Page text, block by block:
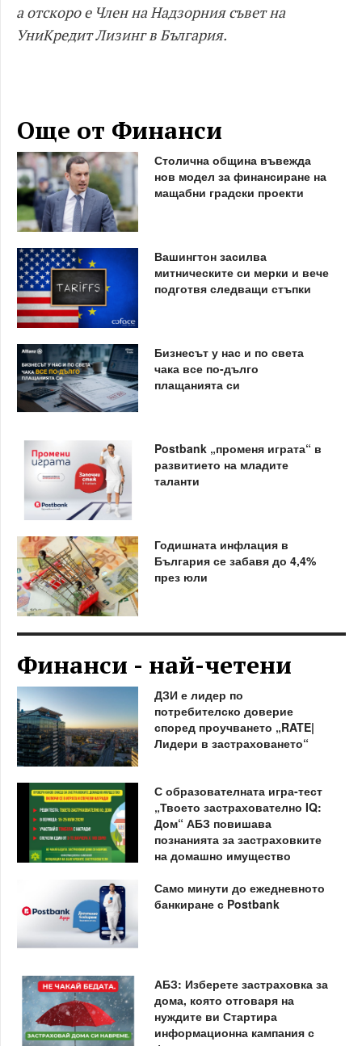
а отскоро е Член на Надзорния съвет на
УниКредит Лизинг в България.
Още от Финанси
Столична община въвежда
нов модел за финансиране на
мащабни градски проекти
Вашингтон засилва
митническите си мерки и вече
подготвя следващи стъпки
Бизнесът у нас и по света
чака все по-дълго
плащанията си
Postbank „променя играта“ в
развитието на младите
таланти
Годишната инфлация в
България се забавя до 4,4%
през юли
Финанси - най-четени
ДЗИ е лидер по
потребителско доверие
според проучването „RATE|
Лидери в застраховането“
С образователната игра-тест
„Твоето застрахователно IQ:
Дом“ АБЗ повишава
познанията за застраховките
на домашно имущество
Само минути до ежедневното
банкиране с Postbank
АБЗ: Изберете застраховка за
дома, която отговаря на
нуждите ви Стартира
информационна кампания с